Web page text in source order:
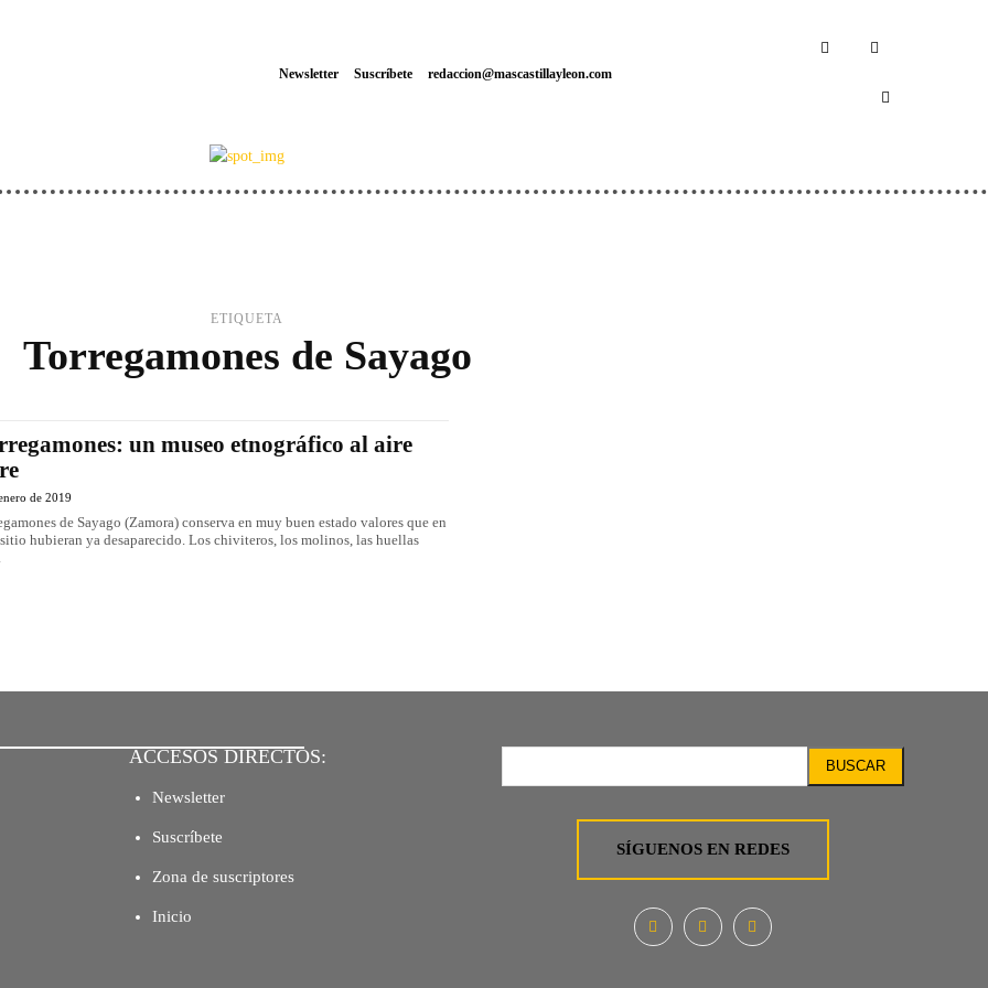
Newsletter Suscríbete redaccion@mascastillayleon.com
ETIQUETA
Torregamones de Sayago
un museo etnográfico al aire
de 2019
de Sayago (Zamora) conserva en muy buen estado valores que en
hubieran ya desaparecido. Los chiviteros, los molinos, las huellas
ACCESOS DIRECTOS:
Newsletter
Suscríbete
Zona de suscriptores
Inicio
BUSCAR
SÍGUENOS EN REDES